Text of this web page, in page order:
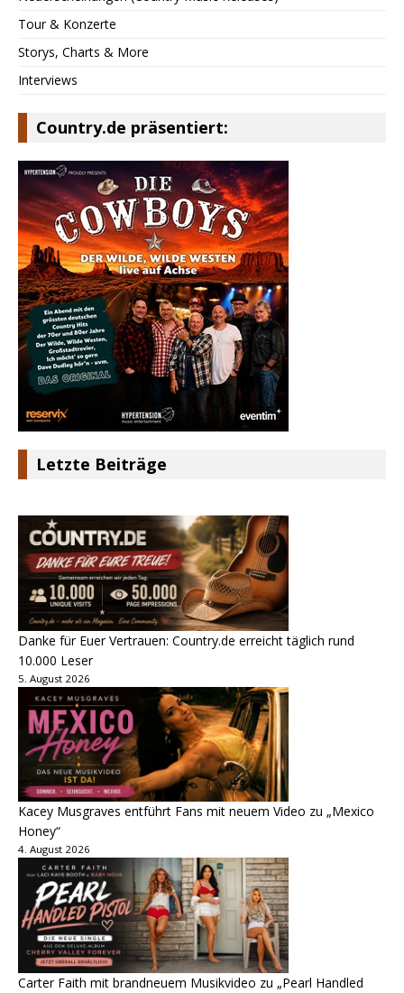
Tour & Konzerte
Storys, Charts & More
Interviews
Country.de präsentiert:
Letzte Beiträge
Danke für Euer Vertrauen: Country.de erreicht täglich rund
10.000 Leser
5. August 2026
Kacey Musgraves entführt Fans mit neuem Video zu „Mexico
Honey“
4. August 2026
Carter Faith mit brandneuem Musikvideo zu „Pearl Handled